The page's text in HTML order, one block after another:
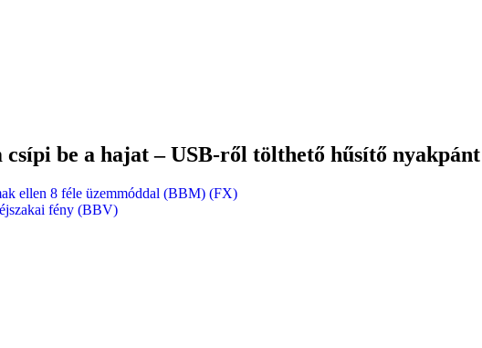
csípi be a hajat – USB-ről tölthető hűsítő
ellen 8 féle üzemmóddal (BBM) (FX)
fény (BBV)